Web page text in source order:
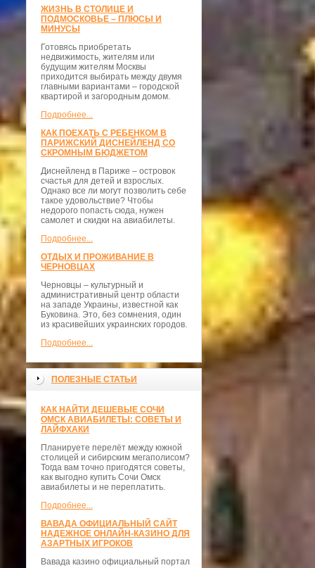
ЖИЗНЬ В СТОЛИЦЕ И
ПОДМОСКОВЬЕ – ПЛЮСЫ И
МИНУСЫ
Готовясь приобретать
недвижимость, жителям или
будущим жителям Москвы
приходится выбирать между двумя
главными вариантами – городской
квартирой и загородным домом.
Подробнее...
КАК ПОЕХАТЬ С РЕБЕНКОМ В
ПАРИЖСКИЙ ДИСНЕЙЛЕНД СО
СКРОМНЫМ БЮДЖЕТОМ
Диснейленд в Париже – островок
счастья для детей и взрослых.
Однако все ли могут позволить себе
такое удовольствие? Чтобы
недорого попасть сюда, нужен
самолет и скидки на авиабилеты.
Подробнее...
ОТДЫХ И ПРОЖИВАНИЕ В
ЧЕРНОВЦАХ
Черновцы – культурный и
административный центр области
на западе Украины, известной как
Буковина. Это, без сомнения, один
из красивейших украинских городов.
Подробнее...
ПОЛЕЗНЫЕ СТАТЬИ
КАК НАЙТИ ДЕШЕВЫЕ СОЧИ
ОМСК АВИАБИЛЕТЫ: СОВЕТЫ И
ЛАЙФХАКИ
Планируете перелёт между южной
столицей и сибирским мегаполисом?
Тогда вам точно пригодятся советы,
как выгодно купить Сочи Омск
авиабилеты и не переплатить.
Подробнее...
ВАВАДА ОФИЦИАЛЬНЫЙ САЙТ
НАДЕЖНОЕ ОНЛАЙН-КАЗИНО ДЛЯ
АЗАРТНЫХ ИГРОКОВ
Вавада казино официальный портал